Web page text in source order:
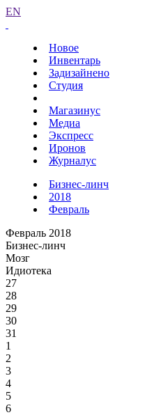
EN
Новое
Инвентарь
Задизайнено
Студия
Магазинус
Медиа
Экспресс
Иронов
Журналус
Бизнес-линч
2018
Февраль
Февраль 2018
Бизнес-линч
Мозг
Идиотека
27
28
29
30
31
1
2
3
4
5
6